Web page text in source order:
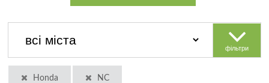
фільтри
Honda NC